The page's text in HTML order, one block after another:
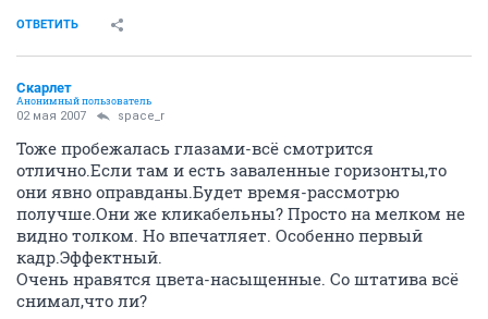
ОТВЕТИТЬ
Скарлет
Анонимный пользователь
02 мая 2007 space_r
Тоже пробежалась глазами-всё смотрится
отлично.Если там и есть заваленные горизонты,то
они явно оправданы.Будет время-рассмотрю
получше.Они же кликабельны? Просто на мелком не
видно толком. Но впечатляет. Особенно первый
кадр.Эффектный.
Очень нравятся цвета-насыщенные. Со штатива всё
снимал,что ли?